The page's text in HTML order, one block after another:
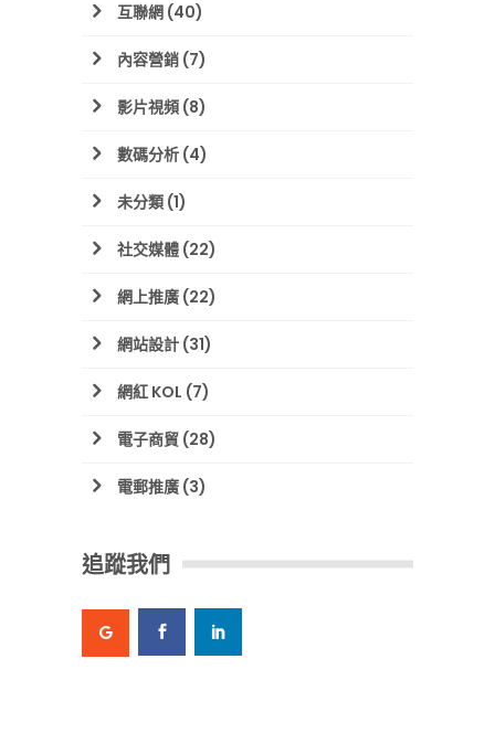
互聯網 (40)
內容營銷 (7)
影片視頻 (8)
數碼分析 (4)
未分類 (1)
社交媒體 (22)
網上推廣 (22)
網站設計 (31)
網紅 KOL (7)
電子商貿 (28)
電郵推廣 (3)
追蹤我們